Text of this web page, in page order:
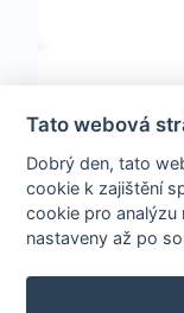
Tato webová
Dobrý den, tato
cookie k zajištění
cookie pro
nastaveny až po